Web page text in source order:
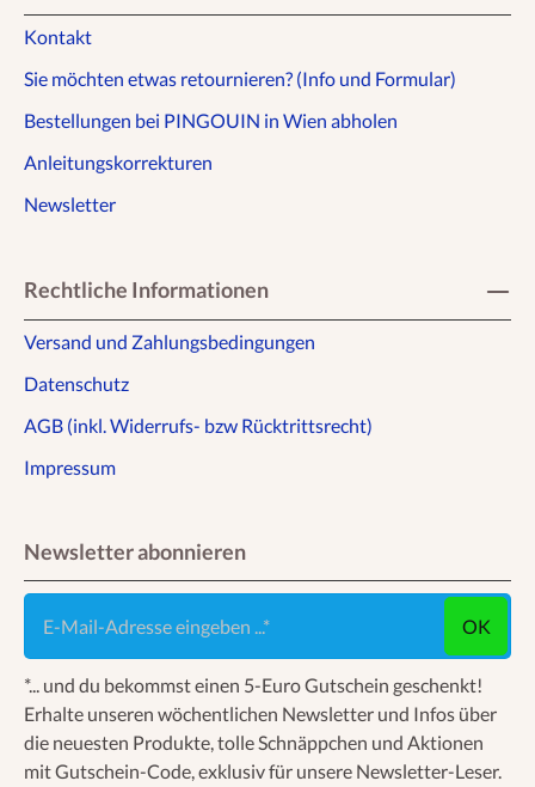
Kontakt
Sie möchten etwas retournieren? (Info und Formular)
Bestellungen bei PINGOUIN in Wien abholen
Anleitungskorrekturen
Newsletter
Rechtliche Informationen
Versand und Zahlungsbedingungen
Datenschutz
AGB (inkl. Widerrufs- bzw Rücktrittsrecht)
Impressum
Newsletter abonnieren
OK
*... und du bekommst einen 5-Euro Gutschein geschenkt!
Erhalte unseren wöchentlichen Newsletter und Infos über
die neuesten Produkte, tolle Schnäppchen und Aktionen
mit Gutschein-Code, exklusiv für unsere Newsletter-Leser.